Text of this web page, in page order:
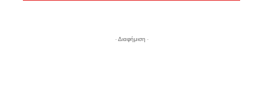
- Διαφήμιση -